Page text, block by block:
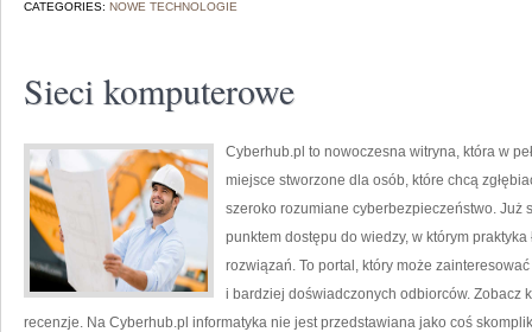
CATEGORIES: NOWE TECHNOLOGIE
Sieci komputerowe
Cyberhub.pl to nowoczesna witryna, która w
miejsce stworzone dla osób, które chcą
szeroko rozumiane cyberbezpieczeństwo. Już
punktem dostępu do wiedzy, w którym
rozwiązań. To portal, który może
i bardziej doświadczonych odbiorców. Zobacz
recenzje. Na Cyberhub.pl informatyka nie jest przedstawiana jako coś